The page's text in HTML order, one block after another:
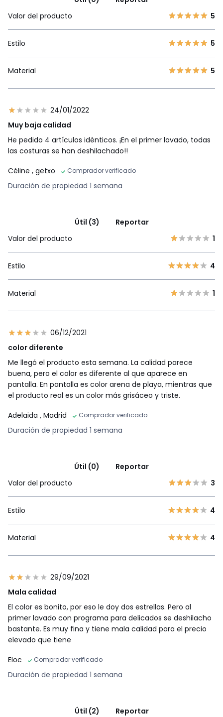
Valor del producto
5
Estilo 5
Material 5
24/01/2022
Muy baja calidad
He pedido 4 artículos idénticos. ¡En el primer lavado, todas
las costuras se han deshilachado!!
Céline , getxo Comprador verificado
Duración de propiedad 1 semana
Útil (3)
Reportar
Valor del producto
1
Estilo 4
Material 1
06/12/2021
color diferente
Me llegó el producto esta semana. La calidad parece
buena, pero el color es diferente al que aparece en
pantalla. En pantalla es color arena de playa, mientras que
el producto real es un color más grisáceo y triste.
Adelaida , Madrid Comprador verificado
Duración de propiedad 1 semana
Útil (0)
Reportar
Valor del producto
3
Estilo 4
Material 4
29/09/2021
Mala calidad
El color es bonito, por eso le doy dos estrellas. Pero al
primer lavado con programa para delicados se deshilacho
bastante. Es muy fina y tiene mala calidad para el precio
elevado que tiene
Eloc
Comprador verificado
Duración de propiedad 1 semana
Útil (2)
Reportar